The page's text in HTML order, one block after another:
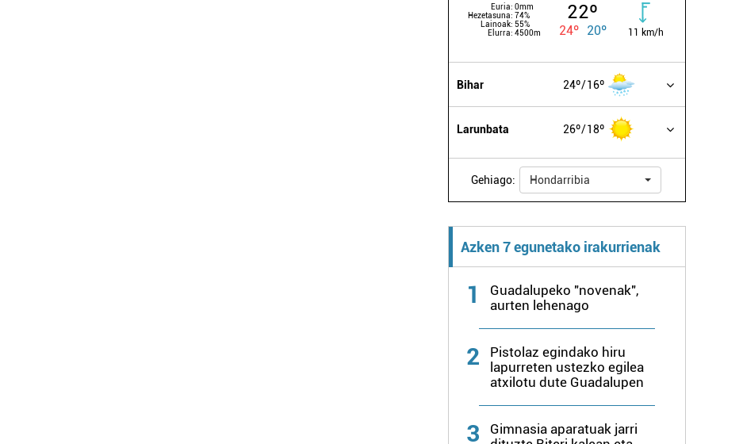
Euria: 0mm
Hezetasuna: 74%
Lainoak: 55%
Elurra: 4500m
22º
24º 20º 11 km/h
Bihar 24º 16º
Larunbata 26º 18º
Gehiago: Hondarribia
Azken 7 egunetako irakurrienak
1
Guadalupeko "novenak",
aurten lehenago
2
Pistolaz egindako hiru
lapurreten ustezko egilea
atxilotu dute Guadalupen
3
Gimnasia aparatuak jarri